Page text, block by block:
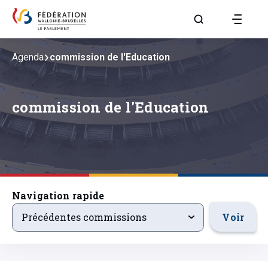
Aller à la page
commission de l'Education
Agenda commission de l'Education
Navigation rapide
precedentsevenements
Précédentes commissions Voir